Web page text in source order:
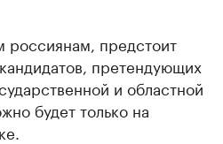
предстоит
претендующих
и областной
будет только на